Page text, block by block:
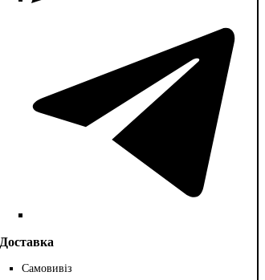
Доставка
Самовивіз